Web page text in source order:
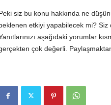
siz bu konu hakkında ne
etkiyi yapabilecek mi? Siz
aşağıdaki yorumlar
çok değerli.